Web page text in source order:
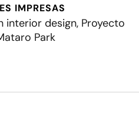
IMPRESAS
interior design, Proyecto
Park